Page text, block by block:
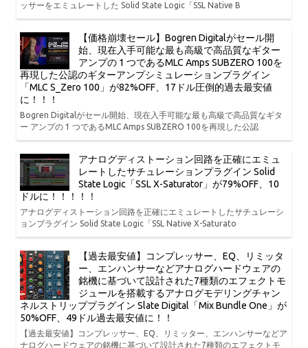
ッサーをエミュレートした Solid State Logic「SSL Native B
【価格崩壊セール】Bogren Digitalがセール開
始、現在入手可能な最も高級で高品質なギター
アンプの 1 つであるMLC Amps SUBZERO 100を
再現した公認のギターアンプシミュレーションプラグイン
「MLC S_Zero 100」が82%OFF、17ドル圧倒的過去最安値
に！！！
Bogren Digitalがセール開始、現在入手可能な最も高級で高品質なギタ
ー アンプの 1 つであるMLC Amps SUBZERO 100を再現した公認
アナログディストーション回路を正確にエミュ
レートしたサチュレーションプラグイン Solid
State Logic「SSL X-Saturator」が79%OFF、10
ドルに！！！！！
アナログディストーション回路を正確にエミュレートしたサチュレーシ
ョンプラグイン Solid State Logic「SSL Native X-Saturato
【過去最安値】コンプレッサー、EQ、リミッタ
ー、エンハンサーなどアナログハードウェアの
銘機に基づいて設計された7種類のエフェクトモ
ジュールを搭載するアナログモデリングチャン
ネルストリッププラグイン Slate Digital「Mix Bundle One」が
50%OFF、49ドル過去最安値に！！
【過去最安値】コンプレッサー、EQ、リミッター、エンハンサーなどア
ナログハードウェアの銘機に基づいて設計された7種類のエフェクトモ